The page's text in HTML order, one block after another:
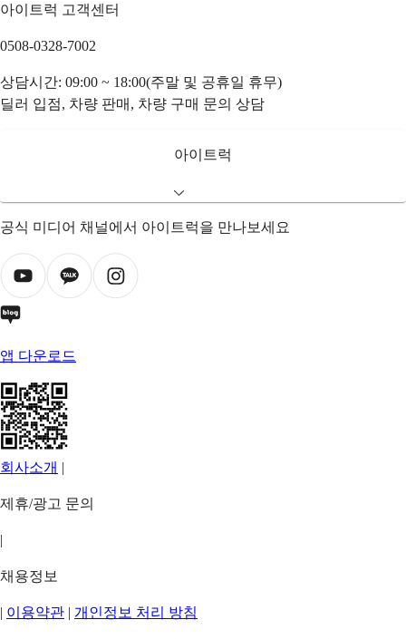
아이트럭 고객센터
0508-0328-7002
상담시간: 09:00 ~ 18:00(주말 및 공휴일 휴무)
딜러 입점, 차량 판매, 차량 구매 문의 상담
아이트럭
공식 미디어 채널에서 아이트럭을 만나보세요
앱 다운로드
회사소개 |
제휴/광고 문의
|
채용정보
| 이용약관 | 개인정보 처리 방침